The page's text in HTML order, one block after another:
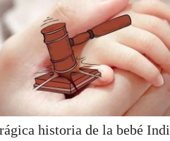
historia de la bebé Indi